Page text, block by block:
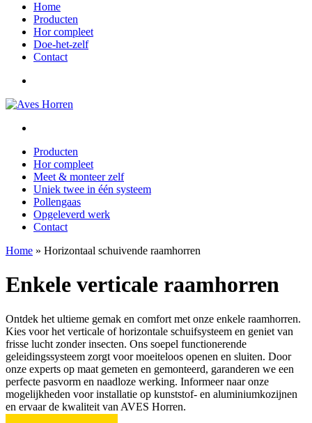
Home
Producten
Hor compleet
Doe-het-zelf
Contact
Producten
Hor compleet
Meet & monteer zelf
Uniek twee in één systeem
Pollengaas
Opgeleverd werk
Contact
Home » Horizontaal schuivende raamhorren
Enkele verticale raamhorren
Ontdek het ultieme gemak en comfort met onze enkele raamhorren.
Kies voor het verticale of horizontale schuifsysteem en geniet van
frisse lucht zonder insecten. Ons soepel functionerende
geleidingssysteem zorgt voor moeiteloos openen en sluiten. Door
onze experts op maat gemeten en gemonteerd, garanderen we een
perfecte pasvorm en naadloze werking. Informeer naar onze
mogelijkheden voor installatie op kunststof- en aluminiumkozijnen
en ervaar de kwaliteit van AVES Horren.